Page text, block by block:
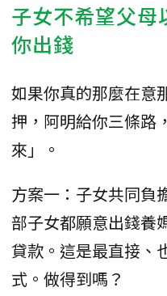
子女不希望父母
你出錢
如果你真的那麼在意
押，阿明給你三條路
來」。
方案一：子女共同負
部子女都願意出錢養
貸款。這是最直接、
式。做得到嗎？